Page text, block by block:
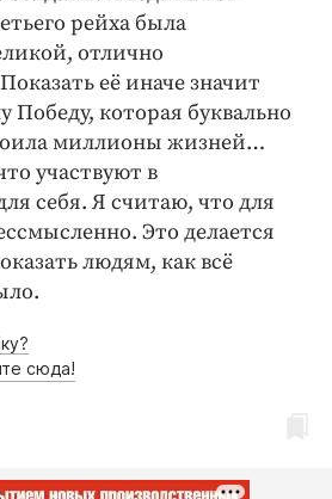
рейха была
отлично
её иначе значит
которая буквально
миллионы жизней…
участвуют в
себя. Я считаю, что для
Это делается
людям, как всё
сюда!